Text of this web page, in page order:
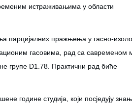
истраживањима у области
парцијалних пражњења у гасно-
гасовима, рад са савременом
групе D1.78. Практични рад биће
године студија, који посједују